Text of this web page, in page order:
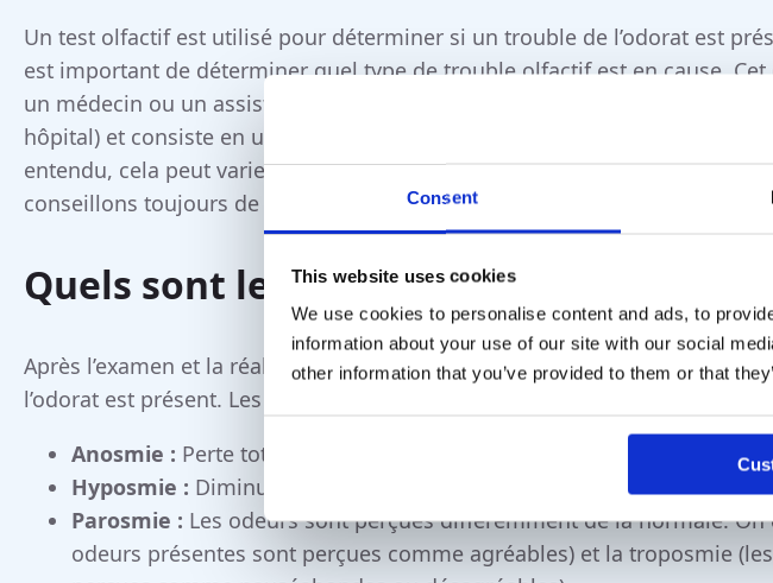
Consent
This website uses cookies
We use cookies to personalise content and ads, to
information about your use of our site with our social
other information that you’ve provided to them or that
Un test olfactif est utilisé pour déterminer si un trouble de l’odorat est
est important de déterminer quel type de trouble olfactif est en cause.
un médecin ou un assistant médical dans un cabinet ORL (ou dans un
hôpital) et consiste en un examen du nez, le remplissage d’un
entendu, cela peut varier selon la pratique, et pour obtenir des détails
conseillons toujours de contacter le cabinet ORL responsable.
Quels sont les troubles de l’odorat ?
Après l’examen et la réalisation du test olfactif, il est possible de
l’odorat est présent. Les différents troubles olfactifs sont les suivants :
Anosmie : Perte totale de l’odorat.
Hyposmie : Diminution de l’odorat.
Parosmie : Les odeurs sont perçues différemment de la normale. On
odeurs présentes sont perçues comme agréables) et la troposmie